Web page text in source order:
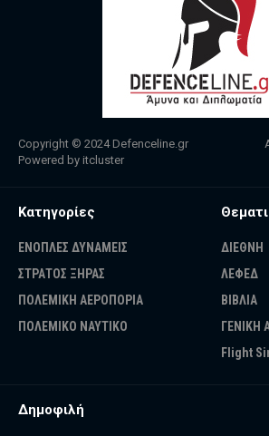
Copyright © 2024 Defenceline.gr All
Powered by itcluster
Κατηγορίες
ΕΝΟΠΛΕΣ ΔΥΝΑΜΕΙΣ
ΣΤΡΑΤΟΣ ΞΗΡΑΣ
ΠΟΛΕΜΙΚΗ ΑΕΡΟΠΟΡΙΑ
ΠΟΛΕΜΙΚΟ ΝΑΥΤΙΚΟ
ΔΙΕΘΝΗ
ΛΕΦΕΔ
ΒΙΒΛΙΑ
ΓΕΝΙΚΗ
Flight
Δημοφιλή